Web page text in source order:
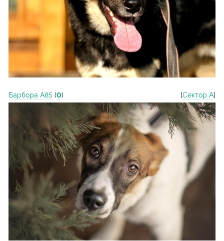
Барбора А85 (0) [Сектор А]